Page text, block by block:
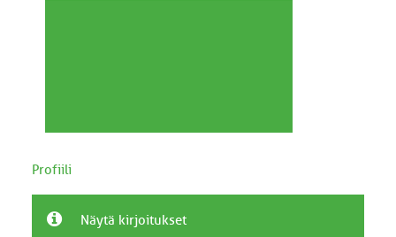
Profiili
Näytä kirjoitukset